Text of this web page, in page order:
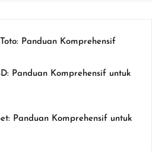
Panduan Komprehensif
Panduan Komprehensif untuk
Panduan Komprehensif untuk